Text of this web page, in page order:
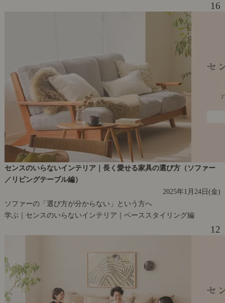
16
センスのいらないインテリア｜長く愛せる家具の選び方（ソファー
／リビングテーブル編）
2025年1月24日(金)
ソファーの「選び方が分からない」という方へ
学ぶ｜センスのいらないインテリア｜ベーススタイリング編
12